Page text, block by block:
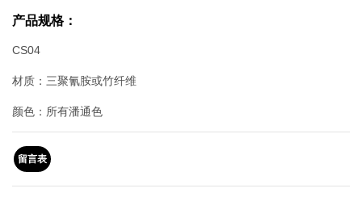
产品规格：
CS04
材质：三聚氰胺或竹纤维
颜色：所有潘通色
留言表